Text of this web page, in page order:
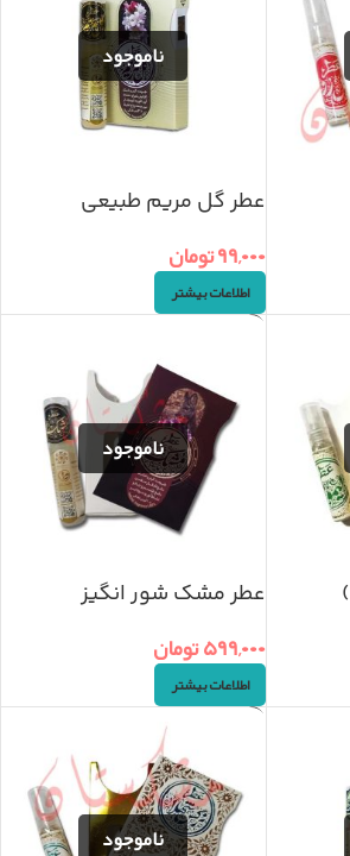
عطر گل مریم طبیعی
۹۹,۰۰۰تومان
اطلاعات بیشتر
عطر مشک شور انگیز
۵۹۹,۰۰۰تومان
اطلاعات بیشتر